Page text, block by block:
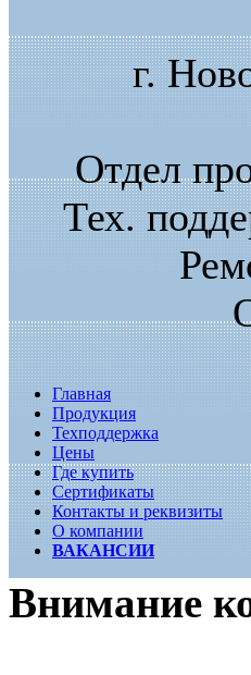
г.
Отдел
Тех.
Главная
Продукция
Техподдержка
Цены
Где купить
Сертификаты
Контакты и реквизиты
О компании
ВАКАНСИИ
Внимание